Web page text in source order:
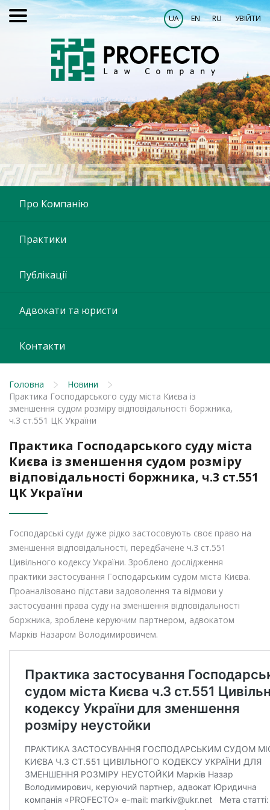
UA EN RU УВІЙТИ
Про Компанію
Практики
Публікації
Адвокати та юристи
Контакти
Головна
Новини
Практика Господарського суду міста Києва із
зменшення судом розміру відповідальності боржника,
ч.3 ст.551 ЦК України
Практика Господарського суду міста
Києва із зменшення судом розміру
відповідальності боржника, ч.3 ст.551
ЦК України
Господарські суди дуже рідко застосовують своє право на
зменшення відповідальності, передбачене ч.3 ст.551
Цивільного кодексу України. Зроблено дослідження
практики застосування Господарським судом міста Києва.
Проаналізовано підстави задоволення та відмови у
застосуванні права суду на зменшення відповідальності
боржника, зроблене керуючим партнером, адвокатом
Марків Назаром Володимировичем.